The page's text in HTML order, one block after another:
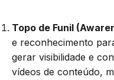
Topo de Funil
e reconhecimento
gerar visibilidade e
vídeos de conteúdo,